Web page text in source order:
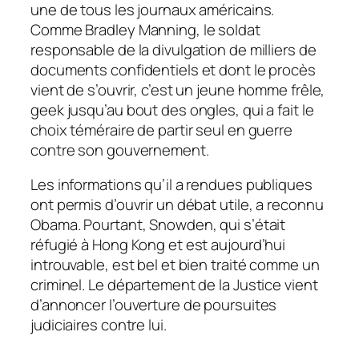
une de tous les journaux américains.
Comme Bradley Manning, le soldat
responsable de la divulgation de milliers de
documents confidentiels et dont le procès
vient de s’ouvrir, c’est un jeune homme frêle,
geek jusqu’au bout des ongles, qui a fait le
choix téméraire de partir seul en guerre
contre son gouvernement.
Les informations qu’il a rendues publiques
ont permis d’ouvrir un débat utile, a reconnu
Obama. Pourtant, Snowden, qui s’était
réfugié à Hong Kong et est aujourd’hui
introuvable, est bel et bien traité comme un
criminel. Le département de la Justice vient
d’annoncer l’ouverture de poursuites
judiciaires contre lui.